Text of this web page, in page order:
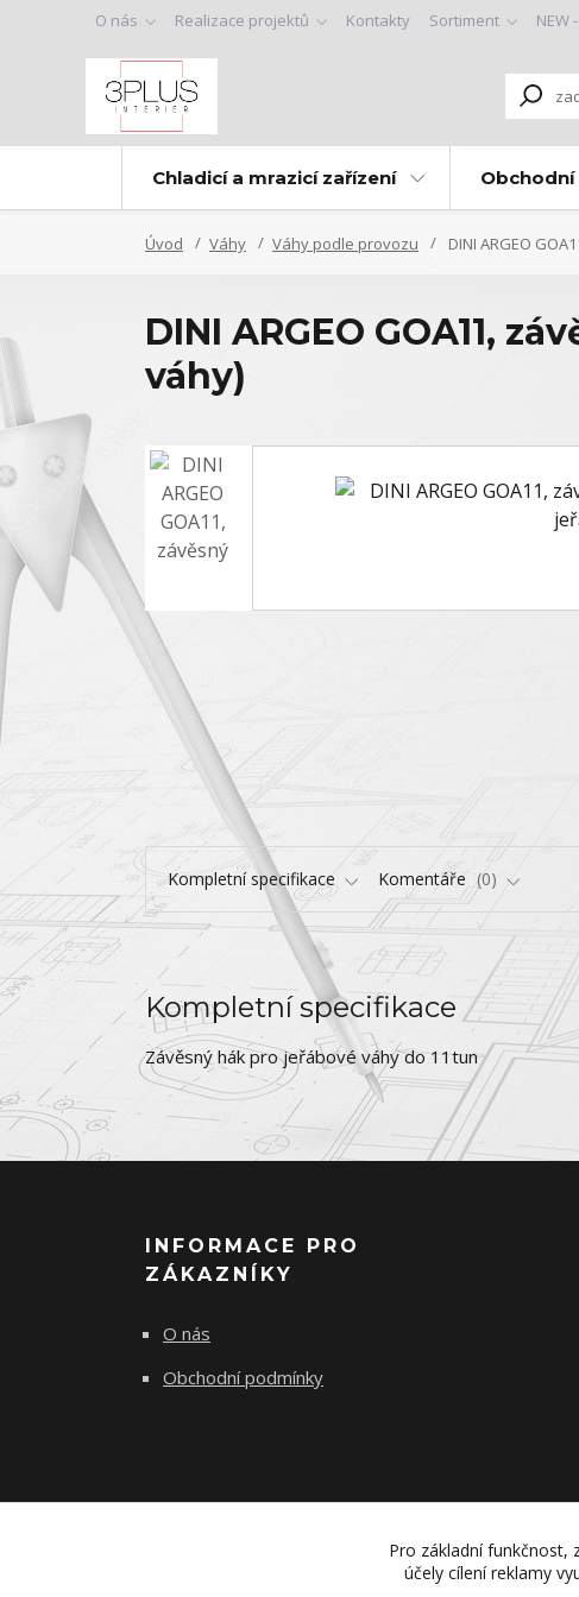
O nás Realizace projektů Kontakty Sortiment NEW
Chladicí a mrazicí zařízení
Úvod Váhy Váhy podle provozu DINI ARGEO
DINI ARGEO GOA11,
váhy)
Kompletní specifikace Komentáře 0
Kompletní specifikace
Závěsný hák pro jeřábové váhy do 11tun
INFORMACE PRO
ZÁKAZNÍKY
O nás
Obchodní podmínky
Pro základní funkčnost,
účely cílení reklamy